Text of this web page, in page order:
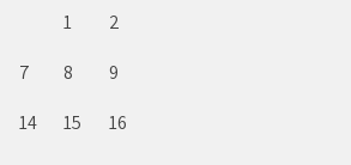
1
2
7 8
9
14 15
16